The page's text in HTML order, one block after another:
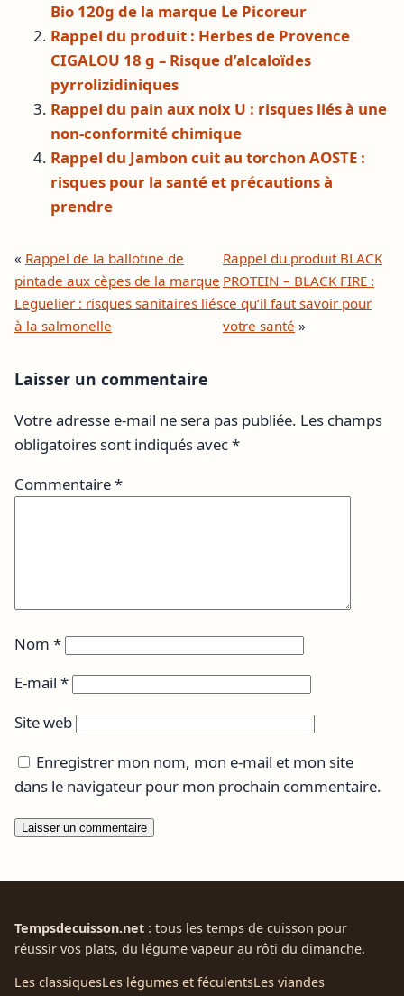
Bio 120g de la marque Le Picoreur
Rappel du produit : Herbes de Provence
CIGALOU 18 g – Risque d’alcaloïdes
pyrrolizidiniques
Rappel du pain aux noix U : risques liés à une
non-conformité chimique
Rappel du Jambon cuit au torchon AOSTE :
risques pour la santé et précautions à
prendre
« Rappel de la ballotine de
pintade aux cèpes de la marque
Leguelier : risques sanitaires liés
à la salmonelle
Rappel du produit BLACK
PROTEIN – BLACK FIRE :
ce qu’il faut savoir pour
votre santé »
Laisser un commentaire
Votre adresse e-mail ne sera pas publiée. Les champs
obligatoires sont indiqués avec*
Commentaire*
Nom *
E-mail *
Site web
Enregistrer mon nom, mon e-mail et mon site
dans le navigateur pour mon prochain commentaire.
Tempsdecuisson.net : tous les temps de cuisson pour
réussir vos plats, du légume vapeur au rôti du dimanche.
Les classiquesLes légumes et féculentsLes viandes